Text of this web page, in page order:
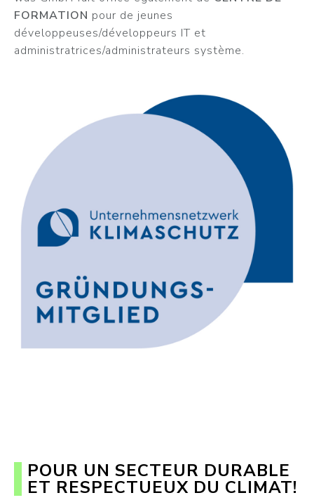
FORMATION pour de jeunes
développeuses/développeurs IT et
administratrices/administrateurs système.
POUR UN SECTEUR DURABLE
ET RESPECTUEUX DU CLIMAT!